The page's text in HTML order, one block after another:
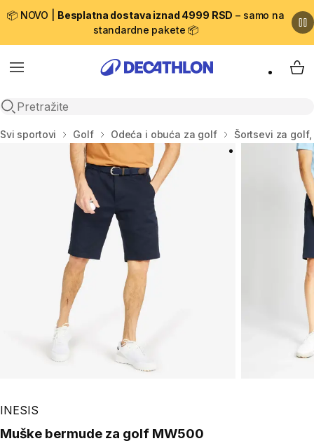
📦 NOVO | Besplatna dostava iznad 4999 RSD – samo na
standardne pakete 📦
Menu
Open search
My
Početna stranica
Svi sportovi Golf Odeća i obuća za golf Šortsevi za
INESIS
Muške bermude za golf MW500